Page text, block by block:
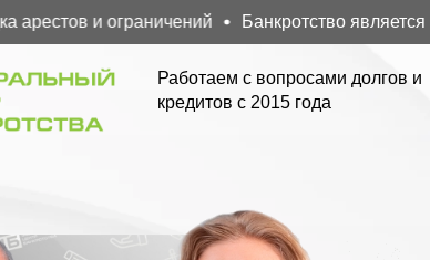
и ограничений Банкротство является
Работаем с вопросами долгов и
кредитов с 2015 года